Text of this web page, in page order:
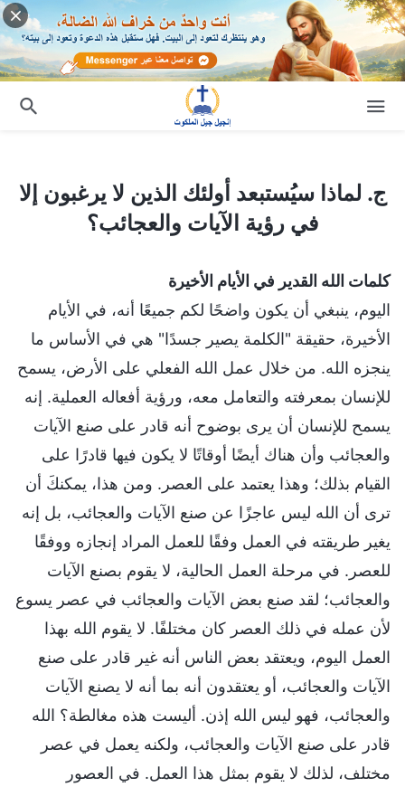
ج. لماذا سيُستبعد أولئك الذين لا يرغبون إلا
في رؤية الآيات والعجائب؟
كلمات الله القدير في الأيام الأخيرة
اليوم، ينبغي أن يكون واضحًا لكم جميعًا أنه، في الأيام
الأخيرة، حقيقة "الكلمة يصير جسدًا" هي في الأساس ما
ينجزه الله. من خلال عمل الله الفعلي على الأرض، يسمح
للإنسان بمعرفته والتعامل معه، ورؤية أفعاله العملية. إنه
يسمح للإنسان أن يرى بوضوح أنه قادر على صنع الآيات
والعجائب وأن هناك أيضًا أوقاتًا لا يكون فيها قادرًا على
القيام بذلك؛ وهذا يعتمد على العصر. ومن هذا، يمكنكَ أن
ترى أن الله ليس عاجزًا عن صنع الآيات والعجائب، بل إنه
يغير طريقته في العمل وفقًا للعمل المراد إنجازه ووفقًا
للعصر. في مرحلة العمل الحالية، لا يقوم بصنع الآيات
والعجائب؛ لقد صنع بعض الآيات والعجائب في عصر يسوع
لأن عمله في ذلك العصر كان مختلفًا. لا يقوم الله بهذا
العمل اليوم، ويعتقد بعض الناس أنه غير قادر على صنع
الآيات والعجائب، أو يعتقدون أنه بما أنه لا يصنع الآيات
والعجائب، فهو ليس الله إذن. أليست هذه مغالطة؟ الله
قادر على صنع الآيات والعجائب، ولكنه يعمل في عصر
مختلف، لذلك لا يقوم بمثل هذا العمل. في العصور